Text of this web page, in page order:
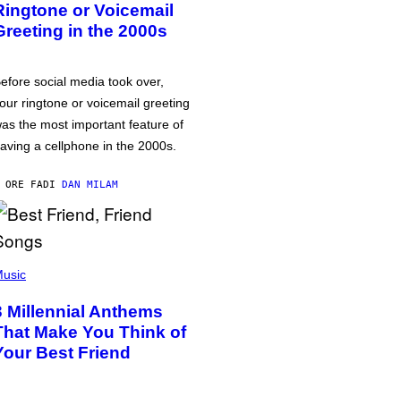
or Voicemail
in the 2000s
social media took over,
ringtone or voicemail greeting
the most important feature of
a cellphone in the 2000s.
ORE FADI DAN MILAM
Millennial Anthems
Make You Think of
Best Friend